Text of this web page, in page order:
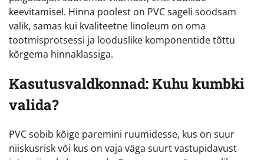
keevitamisel. Hinna poolest on PVC sageli soodsam
valik, samas kui kvaliteetne linoleum on oma
tootmisprotsessi ja looduslike komponentide tõttu
kõrgema hinnaklassiga.
Kasutusvaldkonnad: Kuhu kumbki
valida?
PVC sobib kõige paremini ruumidesse, kus on suur
niiskusrisk või kus on vaja väga suurt vastupidavust